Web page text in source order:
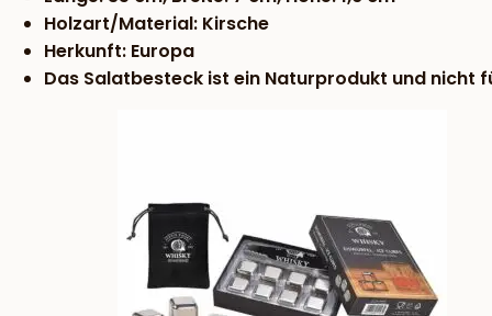
Holzart/Material: Kirsche
Herkunft: Europa
Das Salatbesteck ist ein Naturprodukt und nicht